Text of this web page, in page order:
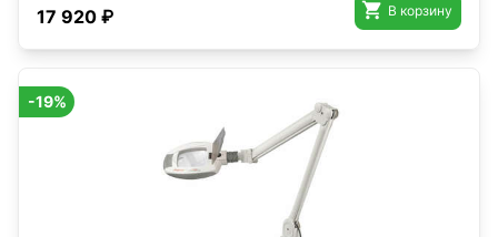
17 920 ₽  В корзину
-19%